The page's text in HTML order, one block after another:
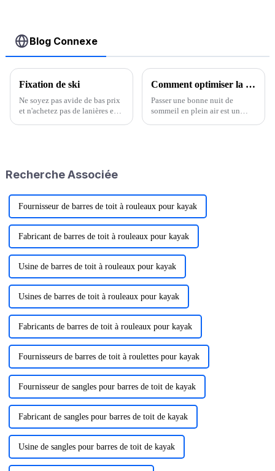
Blog Connexe
Fixation de ski
Ne soyez pas avide de bas prix
et n'achetez pas de lanières en
d'occasion…
Comment optimiser la chaleur de votre sommeil en camping ?
Passer une bonne nuit de
sommeil en plein air est un
Recherche Associée
Fournisseur de barres de toit à rouleaux pour kayak
Fabricant de barres de toit à rouleaux pour kayak
Usine de barres de toit à rouleaux pour kayak
Usines de barres de toit à rouleaux pour kayak
Fabricants de barres de toit à rouleaux pour kayak
Fournisseurs de barres de toit à roulettes pour kayak
Fournisseur de sangles pour barres de toit de kayak
Fabricant de sangles pour barres de toit de kayak
Usine de sangles pour barres de toit de kayak